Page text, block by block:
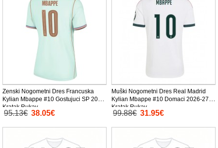
Zenski Nogometni Dres Francuska
Kylian Mbappe #10 Gostujuci SP 2026
Kratak Rukav
95.13€ 38.05€
Muški Nogometni Dres Real Madrid
Kylian Mbappe #10 Domaci 2026-27
Kratak Rukav
99.88€ 31.95€